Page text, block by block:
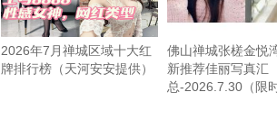
2026年7月禅城区域十大红
牌排行榜（天河安安提供）
佛山禅城张槎金悦
新推荐佳丽写真汇
总-2026.7.30（限